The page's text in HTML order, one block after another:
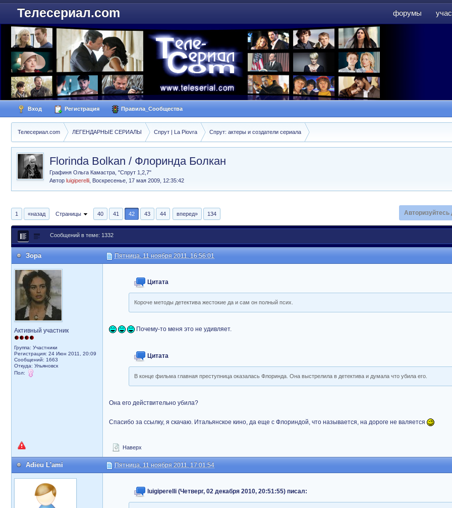
форумы
Телесериал.com
Вход Регистрация Правила_Сообщества
Телесериал.com ЛЕГЕНДАРНЫЕ СЕРИАЛЫ Спрут | La Piovra Спрут: актеры и создатели сериала
Florinda Bolkan / Флоринда Болкан
Графиня Ольга Камастра, "Спрут 1,2,7"
Автор luigiperelli Воскресенье, 17 мая 2009, 12:35:42
1 «назад Страницы 40 41 42 43 44 вперед» 134 Авторизуйтесь
Сообщений в теме: 1332
Зора Пятница, 11 ноября 2011, 16:56:01
Активный участник
Группа: Участники
Регистрация: 24 Июн 2011, 20:09
Сообщений: 1663
Откуда: Ульяновск
Пол:
Цитата
Короче методы детектива жестокие да и сам он полный псих.
Почему-то меня это не удивляет.
Цитата
В конце фильма главная преступница оказалась Флоринда. Она выстрелила в детектива и думала что убила его.
Она его действительно убила?
Спасибо за ссылку, я скачаю. Итальянское кино, да еще с Флориндой, что называется, на дороге не валяется
Наверх
Adieu L'ami Пятница, 11 ноября 2011, 17:01:54
luigiperelli (Четверг, 02 декабря 2010, 20:51:55) писал: